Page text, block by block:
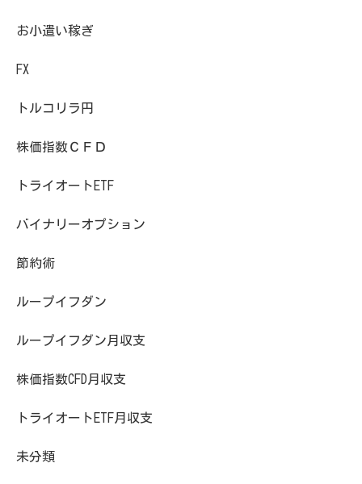
お小遣い稼ぎ
FX
トルコリラ円
株価指数ＣＦＤ
トライオートETF
バイナリーオプション
節約術
ループイフダン
ループイフダン月収支
株価指数CFD月収支
トライオートETF月収支
未分類